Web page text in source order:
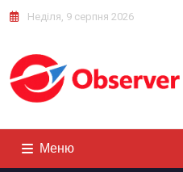
Неділя, 9 серпня 2026
Меню